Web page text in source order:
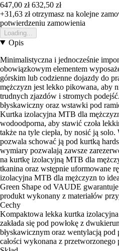
647,00 zł 632,50 zł
+31,63 złotrzymasz na kolejne
potwierdzeniu zamowienia
Loading...
Opis
Minimalistyczna i jednocześnie
obowiązkowym elementem
górskim lub codzienne dojazdy do
mężczyzn jest lekko pikowana, aby
trudnych zjazdów i stromych
błyskawiczny oraz wstawki pod
Kurtka izolacyjna MTB dla
wodoodporna, aby stawić czoła
także na tyle ciepła, by nosić ją
pozwala schować ją pod kurtką
wymiary pozwalają zawsze
na kurtkę izolacyjną MTB dla
tkanina oraz wstępnie uformowane
izolacyjna MTB dla mężczyzn to
Green Shape od VAUDE
produkt wykonany z materiałów
Cechy
Kompaktowa lekka kurtka
zakłada się pod powłokę z
błyskawicznym oraz wentylacją pod
całości wykonana z przetworzonego